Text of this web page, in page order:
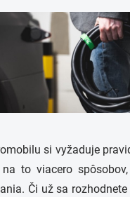
si vyžaduje
to viacero
Či už sa